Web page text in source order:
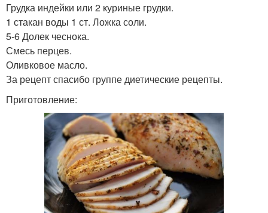
Грудка индейки или 2 куриные грудки.
1 стакан воды 1 ст. Ложка соли.
5-6 Долек чеснока.
Смесь перцев.
Оливковое масло.
За рецепт спасибо группе диетические рецепты.
Приготовление: